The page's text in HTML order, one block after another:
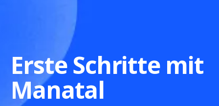
Erste Schritte mit
Manatal